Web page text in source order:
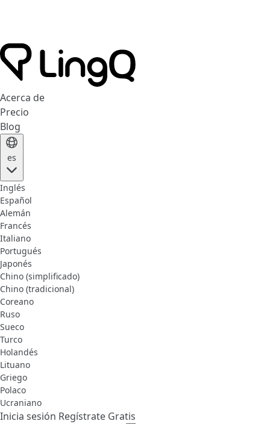
Acerca de
Precio
Blog
es
Inglés
Español
Alemán
Francés
Italiano
Portugués
Japonés
Chino (simplificado)
Chino (tradicional)
Coreano
Ruso
Sueco
Turco
Holandés
Lituano
Griego
Polaco
Ucraniano
Inicia sesión Regístrate Gratis